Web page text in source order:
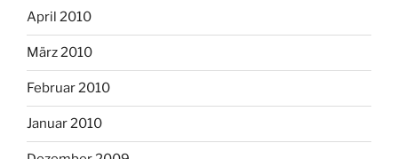
April 2010
März 2010
Februar 2010
Januar 2010